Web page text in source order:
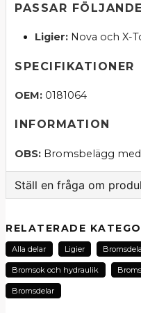
PASSAR
Ligier:Nova och X-
SPECIFIKATIONER
OEM: 0181064
INFORMATION
OBS: Bromsbelägg
Ställ en fråga om
Fråga oss om denna
name
Namn
RELATERADE
Alla delar Ligier
Bromsok och hydraulik
Bromsdelar